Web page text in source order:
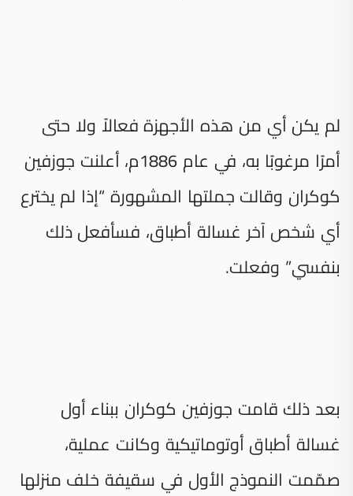
لم يكن أي من هذه الأجهزة فعالاً ولا حتى
أمرًا مرغوبًا به، في عام 1886م، أعلنت جوزفين
كوكران وقالت جملتها المشهورة “إذا لم يخترع
أي شخص آخر غسالة أطباق، فسأفعل ذلك
بنفسي” وفعلت.
بعد ذلك قامت جوزفين كوكران ببناء أول
غسالة أطباق أوتوماتيكية وكانت عملية،
صمّمت النموذج الأول في سقيفة خلف منزلها